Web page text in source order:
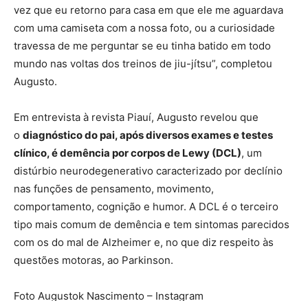
vez que eu retorno para casa em que ele me aguardava
com uma camiseta com a nossa foto, ou a curiosidade
travessa de me perguntar se eu tinha batido em todo
mundo nas voltas dos treinos de jiu-jítsu”, completou
Augusto.
Em entrevista à revista Piauí, Augusto revelou que
o diagnóstico do pai, após diversos exames e testes
clínico, é demência por corpos de Lewy (DCL), um
distúrbio neurodegenerativo caracterizado por declínio
nas funções de pensamento, movimento,
comportamento, cognição e humor. A DCL é o terceiro
tipo mais comum de demência e tem sintomas parecidos
com os do mal de Alzheimer e, no que diz respeito às
questões motoras, ao Parkinson.
Foto Augustok Nascimento – Instagram